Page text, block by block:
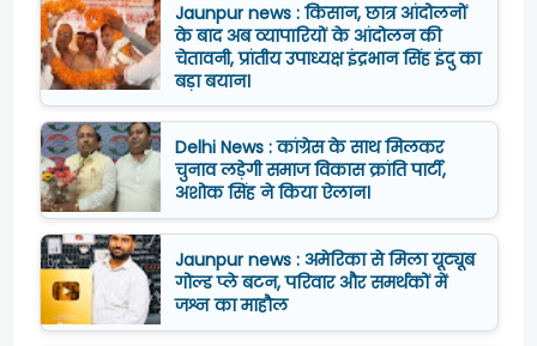
Jaunpur news : किसान, छात्र आंदोलनों
के बाद अब व्यापारियों के आंदोलन की
चेतावनी, प्रांतीय उपाध्यक्ष इंद्रभान सिंह इंदु का
बड़ा बयान।
Delhi News : कांग्रेस के साथ मिलकर
चुनाव लड़ेगी समाज विकास क्रांति पार्टी,
अशोक सिंह ने किया ऐलान।
Jaunpur news : अमेरिका से मिला यूट्यूब
गोल्ड प्ले बटन, परिवार और समर्थकों में
जश्न का माहौल